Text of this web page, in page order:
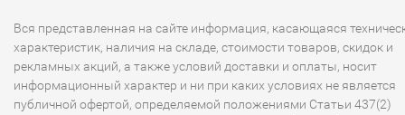
Вся представленная на сайте информация, касающаяся
характеристик, наличия на складе, стоимости товаров, скидок и
рекламных акций, а также условий доставки и оплаты, носит
информационный характер и ни при каких условиях не является
публичной офертой, определяемой положениями Статьи 437(2)